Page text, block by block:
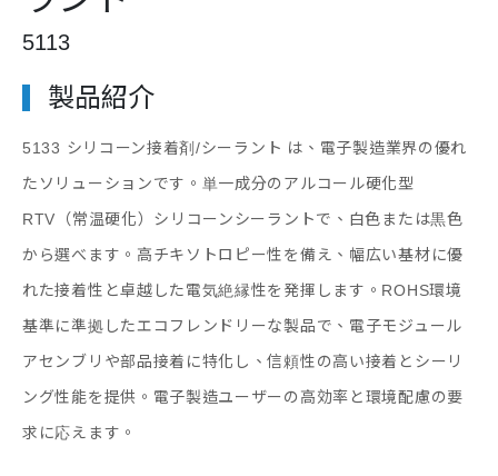
5113
製品紹介
5133 シリコーン接着剤/シーラント は、電子製造業界の優れ
たソリューションです。単一成分のアルコール硬化型
RTV（常温硬化）シリコーンシーラントで、白色または黒色
から選べます。高チキソトロピー性を備え、幅広い基材に優
れた接着性と卓越した電気絶縁性を発揮します。ROHS環境
基準に準拠したエコフレンドリーな製品で、電子モジュール
アセンブリや部品接着に特化し、信頼性の高い接着とシーリ
ング性能を提供。電子製造ユーザーの高効率と環境配慮の要
求に応えます。